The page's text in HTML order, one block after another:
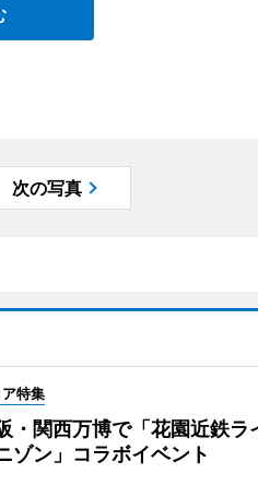
次の写真
特集
・関西万博で「花園近鉄ラ
ゾン」コラボイベント